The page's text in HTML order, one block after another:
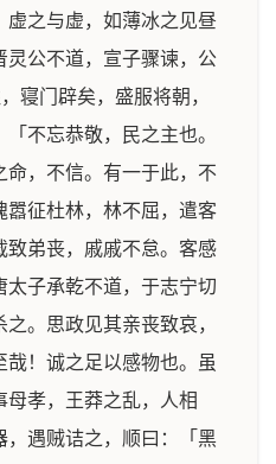
虚之与虚，如薄冰之见昼
灵公不道，宣子骤谏，公
寝门辟矣，盛服将朝，
不忘恭敬，民之主也。
命，不信。有一于此，不
嚣征杜林，林不屈，遣客
致弟丧，戚戚不怠。客感
子承乾不道，于志宁切
。思政见其亲丧致哀，
！诚之足以感物也。虽
孝，王莽之乱，人相
，遇贼诘之，顺曰：「黑